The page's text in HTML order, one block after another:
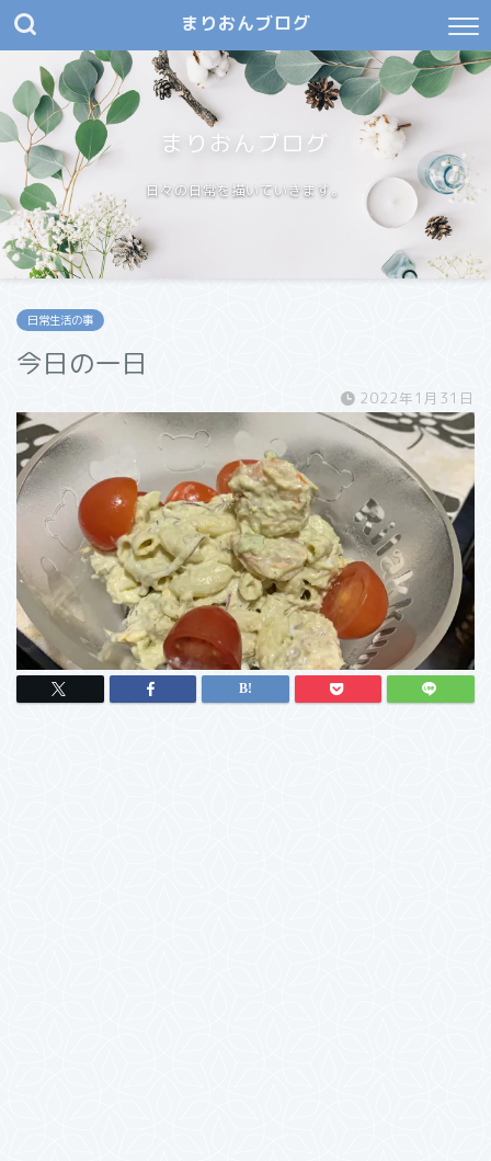
まりおんブログ
まりおんブログ
日々の日常を描いていきます。
日常生活の事
今日の一日
2022年1月31日